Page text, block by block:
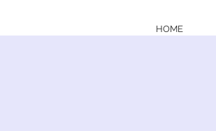
HOME